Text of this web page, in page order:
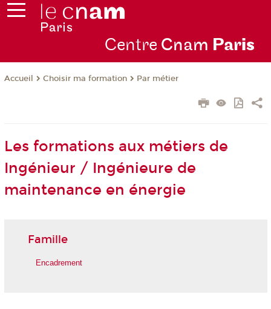
Centre Cnam Paris
Accueil Choisir ma formation Par métier
Les formations aux métiers de
Ingénieur / Ingénieure de
maintenance en énergie
Famille
Encadrement